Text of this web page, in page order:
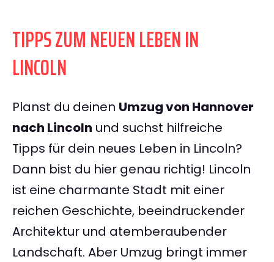
TIPPS ZUM NEUEN LEBEN IN
LINCOLN
Planst du deinen Umzug von Hannover
nach Lincoln und suchst hilfreiche
Tipps für dein neues Leben in Lincoln?
Dann bist du hier genau richtig! Lincoln
ist eine charmante Stadt mit einer
reichen Geschichte, beeindruckender
Architektur und atemberaubender
Landschaft. Aber Umzug bringt immer